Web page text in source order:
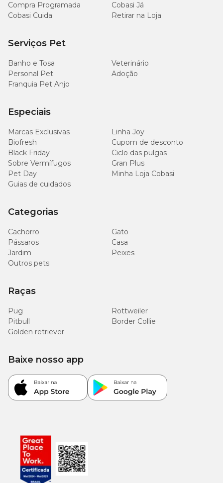
Compra Programada
Cobasi Já
Cobasi Cuida
Retirar na Loja
Serviços Pet
Banho e Tosa
Veterinário
Personal Pet
Adoção
Franquia Pet Anjo
Especiais
Marcas Exclusivas
Linha Joy
Biofresh
Cupom de desconto
Black Friday
Ciclo das pulgas
Sobre Vermífugos
Gran Plus
Pet Day
Minha Loja Cobasi
Guias de cuidados
Categorias
Cachorro
Gato
Pássaros
Casa
Jardim
Peixes
Outros pets
Raças
Pug
Rottweiler
Pitbull
Border Collie
Golden retriever
Baixe nosso app